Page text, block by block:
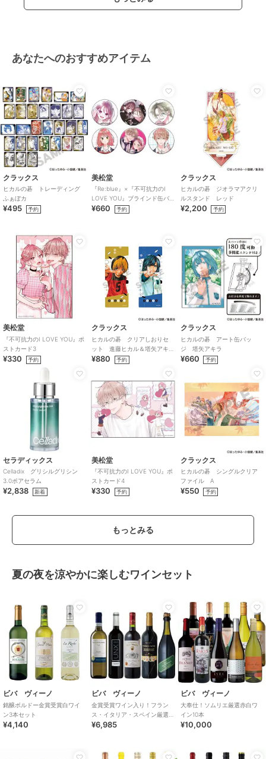
あなたへのおすすめアイテム
クラックス
ヒカルの碁 トレーディング
ふぁぼカ
¥495 予約
美松堂
『Re:blue』×『不可抗力のI
LOVE YOU』ブラインド缶バ
ッジ（全6種）
¥660 予約
クラックス
ヒカルの碁 ジオラマアクリ
ルスタンド レッド
¥2,200 予約
美松堂
『不可抗力のI LOVE YOU』ポ
ストカード3
¥330 予約
クラックス
ヒカルの碁 クリアしおりセ
ット 進藤ヒカル＆塔矢アキ
ラ
¥880 予約
クラックス
ヒカルの碁 アート缶バッ
ジ 塔矢アキラ
¥660 予約
セラディックス
Celladix グリシルグリシン
3.0ポアセラム
¥2,838 新着
美松堂
『不可抗力のI LOVE YOU』ポ
ストカード4
¥330 予約
クラックス
ヒカルの碁 シングルクリア
ファイル A
¥550 予約
もっとみる
夏の夜を涼やかに楽しむワインセット
ビバ ヴィーノ
銘醸ボルドー金賞受賞白ワイ
ン3本セット
¥4,140
ビバ ヴィーノ
金賞受賞ワイン入り！フラン
ス・イタリア・スペイン厳選
ワイン5本セット
¥6,985
ビバ ヴィーノ
大奉仕！ソムリエ厳選赤白ワ
イン10本
¥10,000